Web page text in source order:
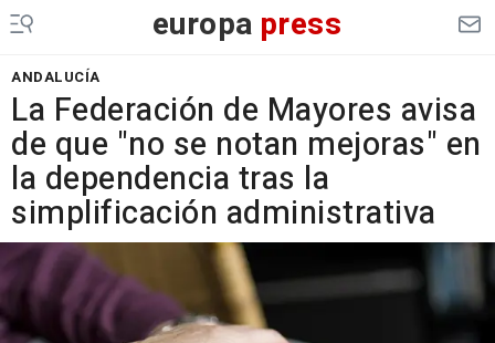
europa press
ANDALUCÍA
La Federación de Mayores avisa
de que "no se notan mejoras" en
la dependencia tras la
simplificación administrativa